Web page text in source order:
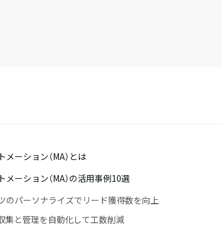
ーション（MA）とは
ーション（MA）の活用事例10選
のパーソナライズでリード獲得数を向上
集と管理を自動化して工数削減